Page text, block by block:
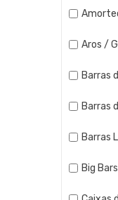
Aros /
Barras
Barras
Barras
Big Bars